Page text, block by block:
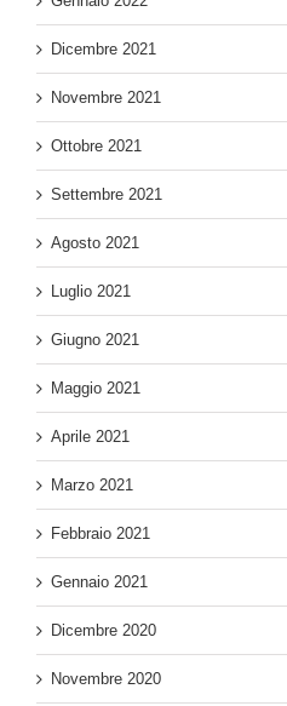
Dicembre 2021
Novembre 2021
Ottobre 2021
Settembre 2021
Agosto 2021
Luglio 2021
Giugno 2021
Maggio 2021
Aprile 2021
Marzo 2021
Febbraio 2021
Gennaio 2021
Dicembre 2020
Novembre 2020